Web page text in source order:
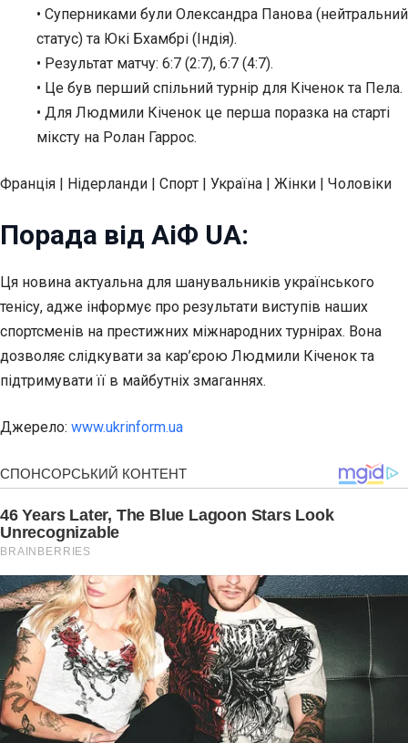
• Суперниками були Олександра Панова (нейтральний
статус) та Юкі Бхамбрі (Індія).
• Результат матчу: 6:7 (2:7), 6:7 (4:7).
• Це був перший спільний турнір для Кіченок та Пела.
• Для Людмили Кіченок це перша поразка на старті
міксту на Ролан Гаррос.
Франція | Нідерланди | Спорт | Україна | Жінки | Чоловіки
Порада від АіФ UA:
Ця новина актуальна для шанувальників українського
тенісу, адже інформує про результати виступів наших
спортсменів на престижних міжнародних турнірах. Вона
дозволяє слідкувати за кар’єрою Людмили Кіченок та
підтримувати її в майбутніх змаганнях.
Джерело: www.ukrinform.ua